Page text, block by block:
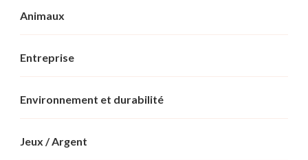
Animaux
Entreprise
Environnement et durabilité
Jeux / Argent